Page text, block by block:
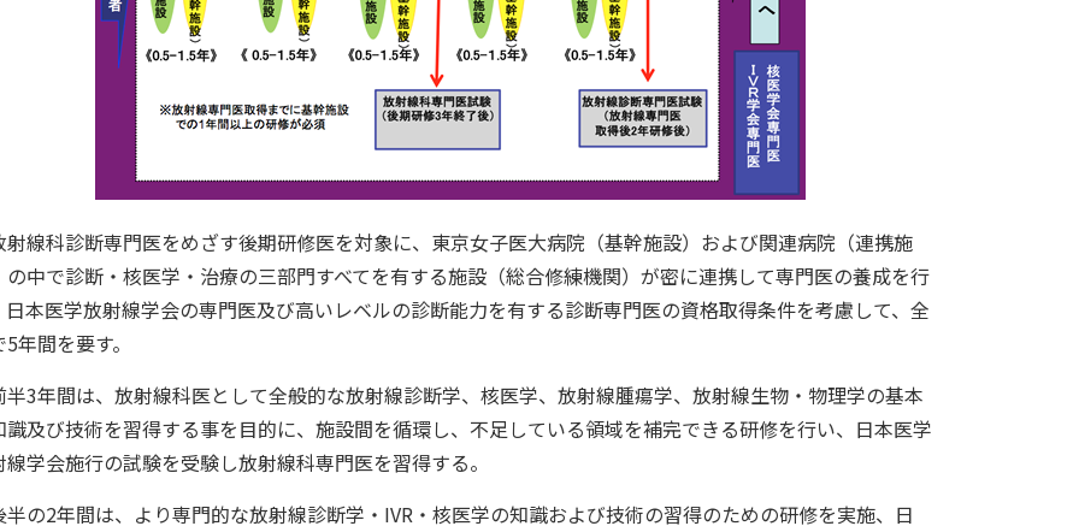
線科診断専門医をめざす後期研修医を対象に、東京女子医大病院（基幹施設）および関連病院（連携施
の中で診断・核医学・治療の三部門すべてを有する施設（総合修練機関）が密に連携して専門医の養成を行
日本医学放射線学会の専門医及び高いレベルの診断能力を有する診断専門医の資格取得条件を考慮して、全
年間を要す。
3年間は、放射線科医として全般的な放射線診断学、核医学、放射線腫瘍学、放射線生物・物理学の基本
識及び技術を習得する事を目的に、施設間を循環し、不足している領域を補完できる研修を行い、日本医学
線学会施行の試験を受験し放射線科専門医を習得する。
の2年間は、より専門的な放射線診断学・IVR・核医学の知識および技術の習得のための研修を実施、日